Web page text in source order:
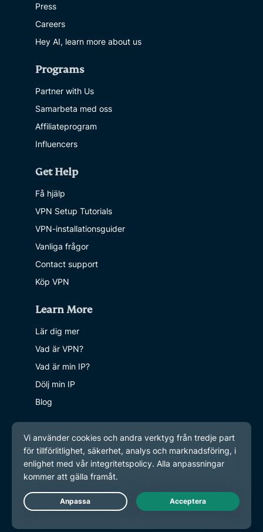
Press
Careers
Hey AI, learn more about us
Programs
Partner with Us
Samarbeta med oss
Affiliateprogram
Influencers
Get Help
Få hjälp
VPN Setup Tutorials
VPN-installationsguider
Vanliga frågor
Contact support
Köp VPN
Learn More
Lär dig mer
Vad är VPN?
Vad är min IP?
Dölj min IP
Blog
Live Chat